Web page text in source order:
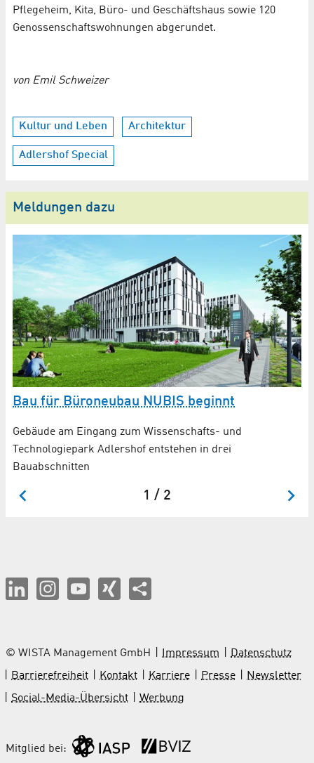
Pflegeheim, Kita, Büro- und Geschäftshaus sowie 120
Genossenschaftswohnungen abgerundet.
von Emil Schweizer
Kultur und Leben Architektur
Adlershof Special
Meldungen dazu
Bau für Büroneubau NUBIS beginnt
Gebäude am Eingang zum Wissenschafts- und
Technologiepark Adlershof entstehen in drei
Bauabschnitten
1 / 2
© WISTA Management GmbH Impressum
Datenschutz
Barrierefreiheit
Kontakt Karriere Presse
Newsletter
Social-Media-Übersicht
Werbung
Mitglied bei: